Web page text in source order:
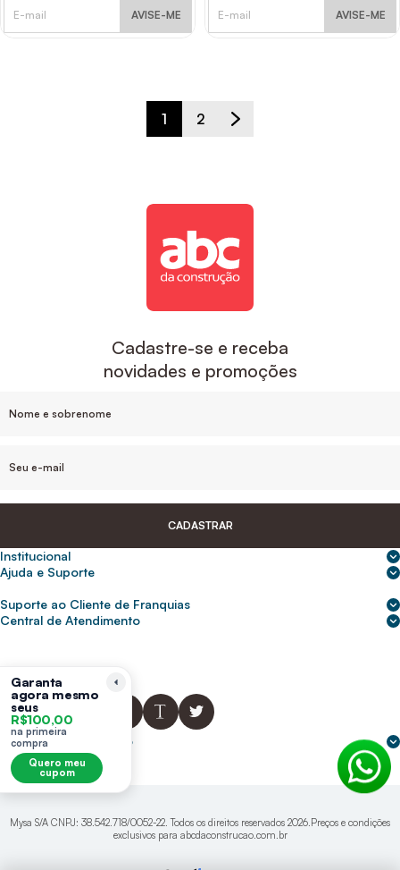
AVISE-ME AVISE-ME
1 2
Cadastre-se e receba
novidades e promoções
CADASTRAR
Institucional
Sobre nós
Para empresas
Ajuda e Suporte
Frete e entrega
Política de Privacidade
Privacidade e segurança
Suporte ao Cliente de Franquias
2ª Via de Boletos - Crédito ABC
Central de Atendimento
abcnasuacasa.atendimento@abcdaconstrucao.com.br
Voz: Segunda a Sexta das 08:00 às 18:00
Whatsapp: Segunda a Sexta das 08:00 às 18:00
Domingos e Feriados - sem expediente.
Formas de pagamento
Mysa S/A CNPJ: 38.542.718/0052-22. Todos os direitos reservados 2026.Preços e condições
exclusivos para abcdaconstrucao.com.br
Garanta
agora mesmo
seus
R$100,00
na primeira
compra
Quero meu
cupom